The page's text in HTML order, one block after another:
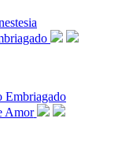
Embriagado